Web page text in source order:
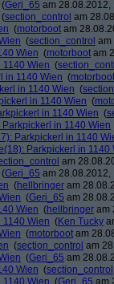
(Geri_65 am 28.08.2012,
(section_control am
(motorboot am
(section_control am
Wien (motorboot am
1140 Wien (
in 1140 Wien (motorboot
in 1140 Wien (
in 1140 Wien (
in 1140 Wien (
Parkpickerl in 1140 Wien
Parkpickerl in 1140
Parkpickerl in 1140
am
(Geri_65 am 28.08.2012,
(hellbringer am
(Geri_65 am
Wien (hellbringer am
1140 Wien (Ken Tucky
(motorboot am
(section_control am
(Geri_65 am
Wien (section_control
1140 Wien (Geri_65 am